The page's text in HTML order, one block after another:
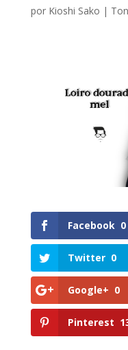
por Kioshi Sako |
Facebook 0
Twitter 0
Google+ 0
Pinterest